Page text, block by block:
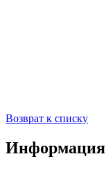
Возврат к списку
Информация